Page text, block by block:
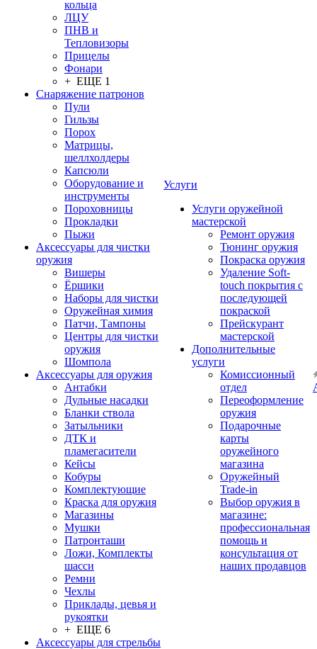
кольца
ЛЦУ
ПНВ и
Тепловизоры
Прицелы
Фонари
+ ЕЩЕ 1
Снаряжение патронов
Пули
Гильзы
Порох
Матрицы,
шеллхолдеры
Капсюли
Оборудование и
инструменты
Пороховницы
Прокладки
Пыжи
Аксессуары для чистки
оружия
Вишеры
Ёршики
Наборы для чистки
Оружейная химия
Патчи, Тампоны
Центры для чистки
оружия
Шомпола
Аксессуары для оружия
Антабки
Дульные насадки
Бланки ствола
Затыльники
ДТК и
пламегасители
Кейсы
Кобуры
Комплектующие
Краска для оружия
Магазины
Мушки
Патронташи
Ложи, Комплекты
шасси
Ремни
Чехлы
Приклады, цевья и
рукоятки
+ ЕЩЕ 6
Аксессуары для стрельбы
Услуги
Услуги оружейной
мастерской
Ремонт оружия
Тюнинг оружия
Покраска оружия
Удаление Soft-
touch покрытия с
последующей
покраской
Прейскурант
мастерской
Дополнительные
услуги
Комиссионный
отдел
Переоформление
оружия
Подарочные
карты
оружейного
магазина
Оружейный
Trade-in
Выбор оружия в
магазине:
профессиональная
помощь и
консультация от
наших продавцов